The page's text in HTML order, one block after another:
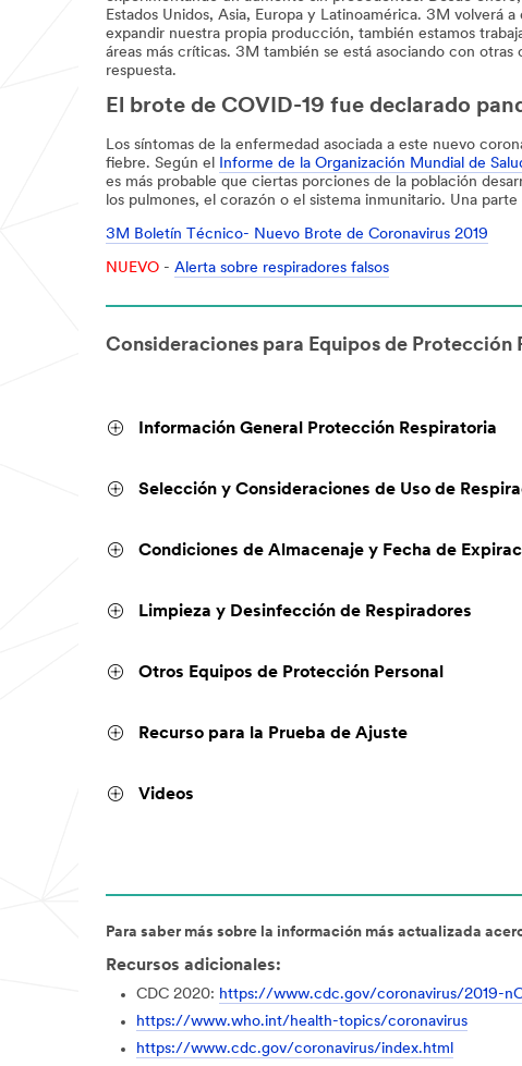
Estados Unidos, Asia, Europa y Latinoamérica. 3M volverá
expandir nuestra propia producción, también estamos
áreas más críticas. 3M también se está asociando con
respuesta.
El brote de COVID-19 fue declarado
Los síntomas de la enfermedad asociada a este nuevo
fiebre. Según el Informe de la Organización Mundial de
es más probable que ciertas porciones de la población
los pulmones, el corazón o el sistema inmunitario. Una
3M Boletín Técnico- Nuevo Brote de Coronavirus 2019
NUEVO - Alerta sobre respiradores falsos
Consideraciones para Equipos de Protección
Información General Protección Respiratoria
Selección y Consideraciones de Uso de
Condiciones de Almacenaje y Fecha de
Limpieza y Desinfección de Respiradores
Otros Equipos de Protección Personal
Recurso para la Prueba de Ajuste
Videos
Para saber más sobre la información más actualizada
Recursos adicionales:
CDC 2020: https://www.cdc.gov/coronavirus/2019-
https://www.who.int/health-topics/coronavirus
https://www.cdc.gov/coronavirus/index.html